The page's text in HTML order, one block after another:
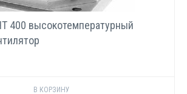
400 высокотемпературный